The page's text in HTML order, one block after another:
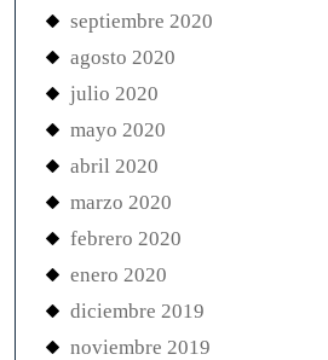
septiembre 2020
agosto 2020
julio 2020
mayo 2020
abril 2020
marzo 2020
febrero 2020
enero 2020
diciembre 2019
noviembre 2019